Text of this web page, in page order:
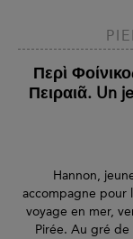
Περὶ
Πειραιᾶ. Un
Hannon,
accompagne pour
voyage en mer,
Pirée. Au gré de